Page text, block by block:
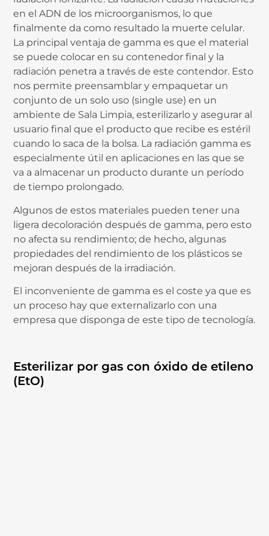
en el ADN de los microorganismos, lo que
finalmente da como resultado la muerte celular.
La principal ventaja de gamma es que el material
se puede colocar en su contenedor final y la
radiación penetra a través de este contendor. Esto
nos permite preensamblar y empaquetar un
conjunto de un solo uso (single use) en un
ambiente de Sala Limpia, esterilizarlo y asegurar al
usuario final que el producto que recibe es estéril
cuando lo saca de la bolsa. La radiación gamma es
especialmente útil en aplicaciones en las que se
va a almacenar un producto durante un período
de tiempo prolongado.
Algunos de estos materiales pueden tener una
ligera decoloración después de gamma, pero esto
no afecta su rendimiento; de hecho, algunas
propiedades del rendimiento de los plásticos se
mejoran después de la irradiación.
El inconveniente de gamma es el coste ya que es
un proceso hay que externalizarlo con una
empresa que disponga de este tipo de tecnología.
Esterilizar por gas con óxido de etileno
(EtO)